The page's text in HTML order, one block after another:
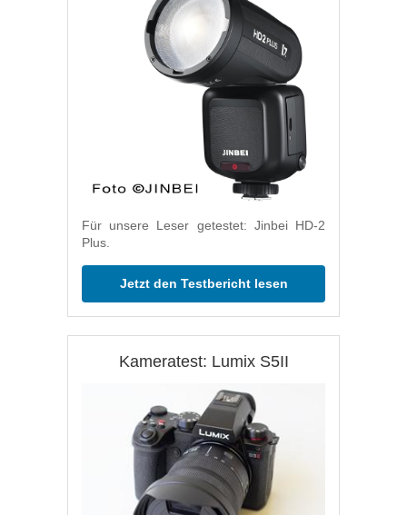
Für unsere Leser getestet: Jinbei HD-2
Plus.
Jetzt den Testbericht lesen
Kameratest: Lumix S5II